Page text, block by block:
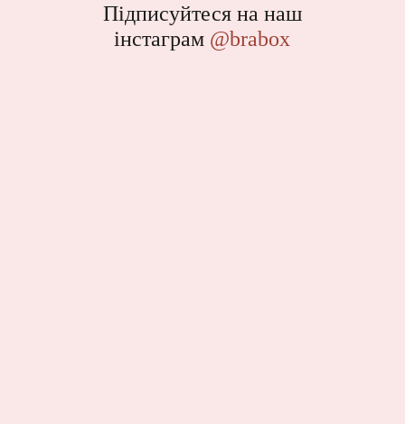
Підписуйтеся на наш
інстаграм @brabox